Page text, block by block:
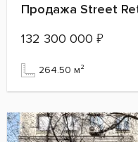
Продажа Street
132 300 000 ₽
264.50 м²